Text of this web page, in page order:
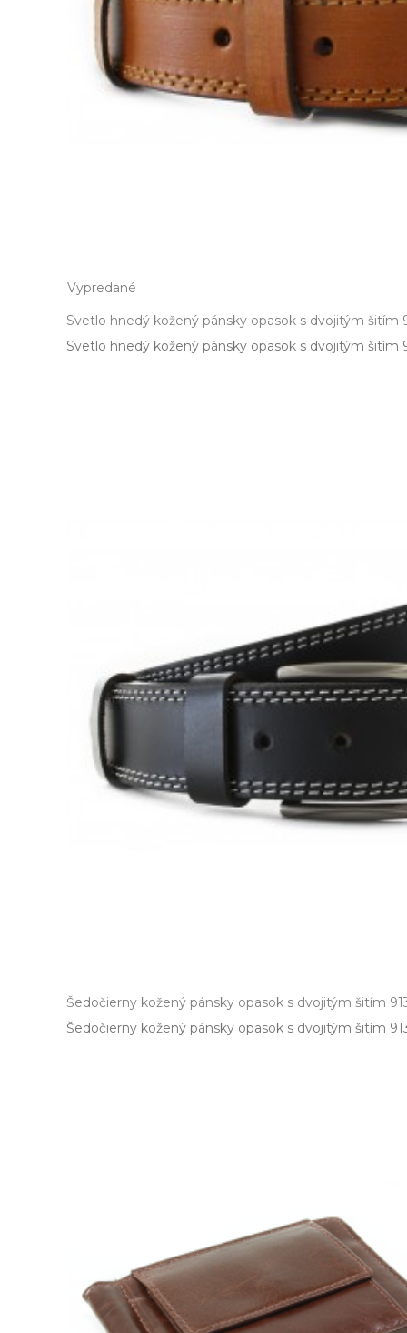
Vypredané
Svetlo hnedý kožený pánsky opasok s dvojitým šitím
Svetlo hnedý kožený pánsky opasok s dvojitým šitím
Šedočierny kožený pánsky opasok s dvojitým šitím
Šedočierny kožený pánsky opasok s dvojitým šitím